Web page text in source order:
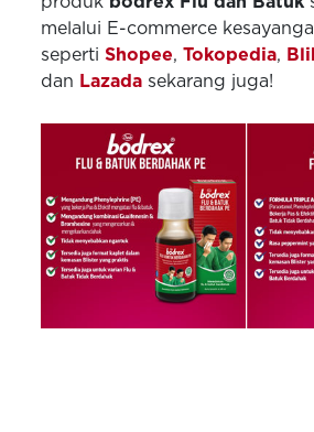
melalui E-commerce
sepertiShopee,Tokopedia,
dan Lazada sekarang juga!